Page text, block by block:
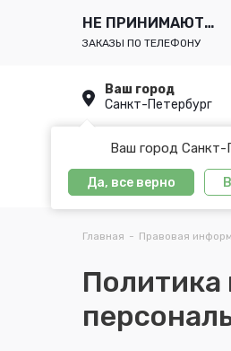
НЕ ПРИНИМАЮТСЯ
ЗАКАЗЫ ПО ТЕЛЕФОНУ
Ваш город
Санкт-Петербург
Ваш город Санкт-
Да, все верно
Главная - Правовая
Политика